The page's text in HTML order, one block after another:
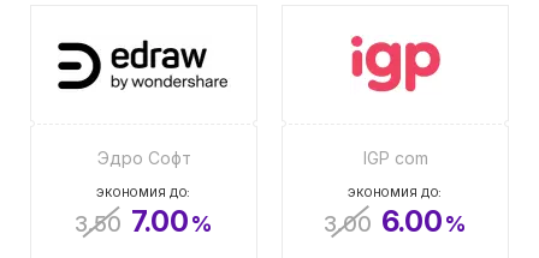
Эдро Софт
ЭКОНОМИЯ ДО:
3.50 7.00%
IGP com
ЭКОНОМИЯ ДО:
3.00 6.00%